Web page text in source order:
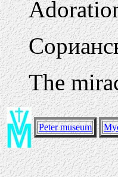
The
Peter museum